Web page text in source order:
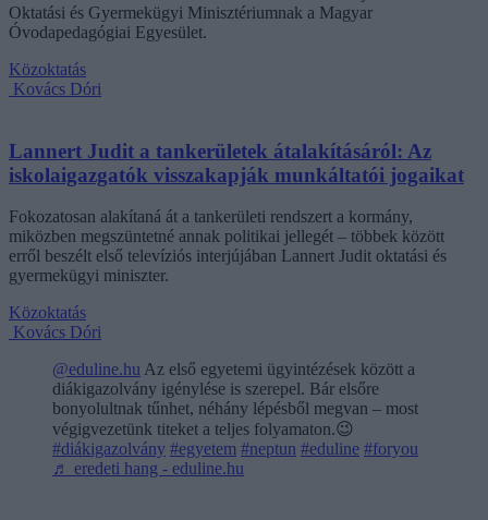
Oktatási és Gyermekügyi Minisztériumnak a Magyar
Óvodapedagógiai Egyesület.
Közoktatás
Kovács Dóri
Lannert Judit a tankerületek átalakításáról: Az
iskolaigazgatók visszakapják munkáltatói jogaikat
Fokozatosan alakítaná át a tankerületi rendszert a kormány,
miközben megszüntetné annak politikai jellegét – többek között
erről beszélt első televíziós interjújában Lannert Judit oktatási és
gyermekügyi miniszter.
Közoktatás
Kovács Dóri
@eduline.hu Az első egyetemi ügyintézések között a
diákigazolvány igénylése is szerepel. Bár elsőre
bonyolultnak tűnhet, néhány lépésből megvan – most
végigvezetünk titeket a teljes folyamaton.😉
#diákigazolvány #egyetem #neptun #eduline #foryou
♬ eredeti hang - eduline.hu